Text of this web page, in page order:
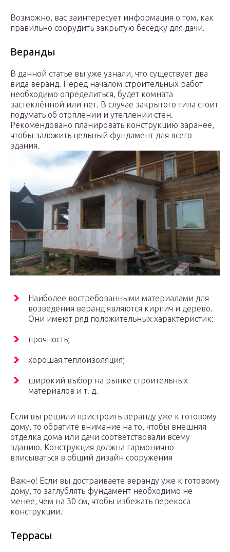
Возможно, вас заинтересует информация о том, как
правильно соорудить закрытую беседку для дачи.
Веранды
В данной статье вы уже узнали, что существует два
вида веранд. Перед началом строительных работ
необходимо определиться, будет комната
застеклённой или нет. В случае закрытого типа стоит
подумать об отоплении и утеплении стен.
Рекомендовано планировать конструкцию заранее,
чтобы заложить цельный фундамент для всего
здания.
Наиболее востребованными материалами для
возведения веранд являются кирпич и дерево.
Они имеют ряд положительных характеристик:
прочность;
хорошая теплоизоляция;
широкий выбор на рынке строительных
материалов и т. д.
Если вы решили пристроить веранду уже к готовому
дому, то обратите внимание на то, чтобы внешняя
отделка дома или дачи соответствовали всему
зданию. Конструкция должна гармонично
вписываться в общий дизайн сооружения
Важно! Если вы достраиваете веранду уже к готовому
дому, то заглублять фундамент необходимо не
менее, чем на 30 см, чтобы избежать перекоса
конструкции.
Террасы